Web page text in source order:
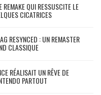
QUI RESSUSCITE LE
CICATRICES
RESYNCED : UN REMASTER
CLASSIQUE
RÉALISAIT UN RÊVE DE
PARTOUT